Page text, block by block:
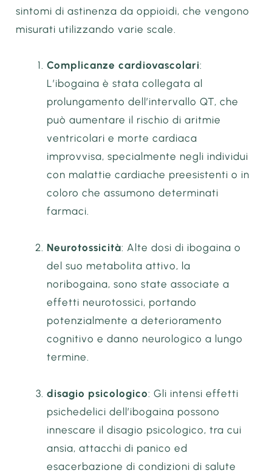
sintomi di astinenza da oppioidi, che vengono
misurati utilizzando varie scale.
Complicanze cardiovascolari:
L’ibogaina è stata collegata al
prolungamento dell’intervallo QT, che
può aumentare il rischio di aritmie
ventricolari e morte cardiaca
improvvisa, specialmente negli individui
con malattie cardiache preesistenti o in
coloro che assumono determinati
farmaci.
Neurotossicità: Alte dosi di ibogaina o
del suo metabolita attivo, la
noribogaina, sono state associate a
effetti neurotossici, portando
potenzialmente a deterioramento
cognitivo e danno neurologico a lungo
termine.
disagio psicologico: Gli intensi effetti
psichedelici dell’ibogaina possono
innescare il disagio psicologico, tra cui
ansia, attacchi di panico ed
esacerbazione di condizioni di salute